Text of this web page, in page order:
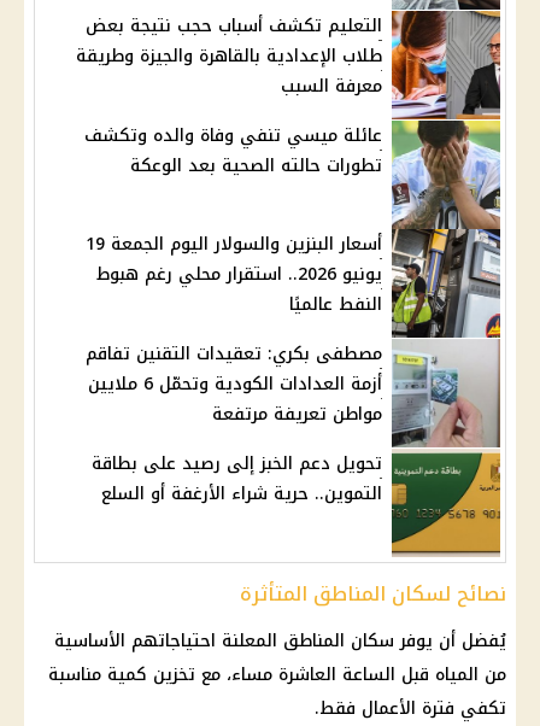
التعليم تكشف أسباب حجب نتيجة بعض
طلاب الإعدادية بالقاهرة والجيزة وطريقة
معرفة السبب
عائلة ميسي تنفي وفاة والده وتكشف
تطورات حالته الصحية بعد الوعكة
أسعار البنزين والسولار اليوم الجمعة 19
يونيو 2026.. استقرار محلي رغم هبوط
النفط عالميًا
مصطفى بكري: تعقيدات التقنين تفاقم
أزمة العدادات الكودية وتحمّل 6 ملايين
مواطن تعريفة مرتفعة
تحويل دعم الخبز إلى رصيد على بطاقة
التموين.. حرية شراء الأرغفة أو السلع
نصائح لسكان المناطق المتأثرة
يُفضل أن يوفر سكان المناطق المعلنة احتياجاتهم الأساسية
من المياه قبل الساعة العاشرة مساء، مع تخزين كمية مناسبة
تكفي فترة الأعمال فقط.